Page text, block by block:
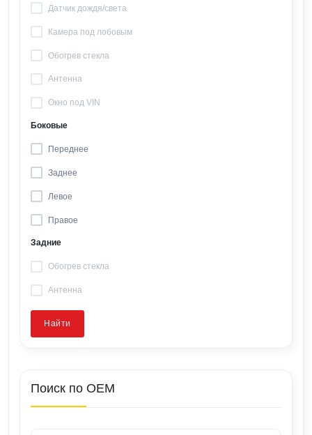
Датчик дождя/света
Камера под лобовым
Обогрев стекла
Антенна
Окно под VIN
Боковые
Переднее
Заднее
Левое
Правое
Задние
Обогрев стекла
Антенна
Найти
Поиск по OEM